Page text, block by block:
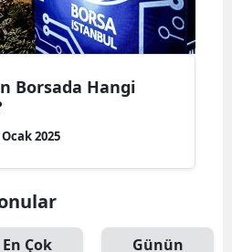
Borsada Hangi
Ocak 2025
En Çok
Günün